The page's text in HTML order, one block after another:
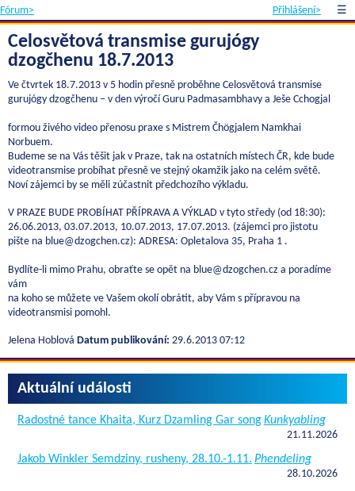
Fórum> Přihlášení> ☰
Celosvětová transmise gurujógy
dzogčhenu 18.7.2013
Ve čtvrtek 18.7.2013 v 5 hodin přesně proběhne Celosvětová transmise
gurujógy dzogčhenu – v den výročí Guru Padmasambhavy a Ješe Cchogjal
formou živého video přenosu praxe s Mistrem Čhögjalem Namkhai
Norbuem.
Budeme se na Vás těšit jak v Praze, tak na ostatních místech ČR, kde bude
videotransmise probíhat přesně ve stejný okamžik jako na celém světě.
Noví zájemci by se měli zúčastnit předchozího výkladu.
V PRAZE BUDE PROBÍHAT PŘÍPRAVA A VÝKLAD v tyto středy (od 18:30):
26.06.2013, 03.07.2013, 10.07.2013, 17.07.2013. (zájemci pro jistotu
pište na blue@dzogchen.cz): ADRESA: Opletalova 35, Praha 1 .
Bydlíte-li mimo Prahu, obraťte se opět na blue@dzogchen.cz a poradíme
vám
na koho se můžete ve Vašem okolí obrátit, aby Vám s přípravou na
videotransmisi pomohl.
Jelena Hoblová Datum publikování: 29.6.2013 07:12
Aktuální události
Radostné tance Khaita, Kurz Dzamling Gar songKunkyabling
21.11.2026
Jakob Winkler Semdziny, rusheny, 28.10.-1.11. Phendeling
28.10.2026